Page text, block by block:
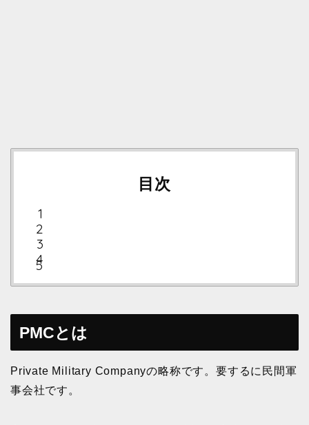
目次
PMCとは
Private Military Companyの略称です。要するに民間軍
事会社です。